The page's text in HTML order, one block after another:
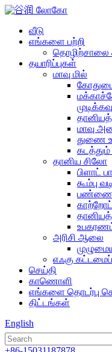
வீடு
எங்களை பற்றி
தொழிற்சாலை
தயாரிப்புகள்
மாவு மில்
மாவு
துணை
தானிய சிலோ
பிளாட்
கூம்பு
பண்ணை
அரிசி ஆலை
எஃகு
செய்தி
காணொளி
எங்களை தொடர்பு
திட்டங்கள்
English